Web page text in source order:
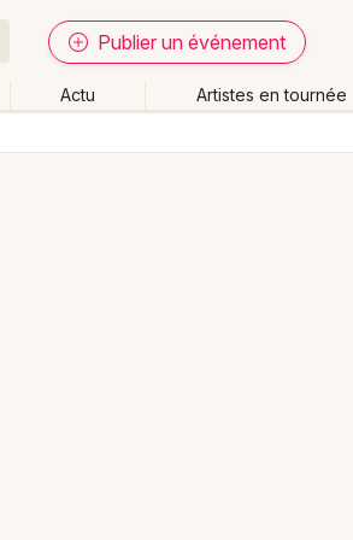
Publier un événement
Actu Artistes en tournée